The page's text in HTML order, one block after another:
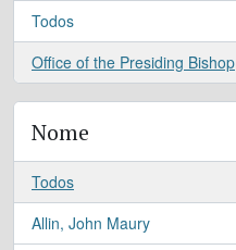
Todos
Office of the Presiding Bishop
, 1 resultados
Nome
Todos
Allin, John Maury
, 1 resultados